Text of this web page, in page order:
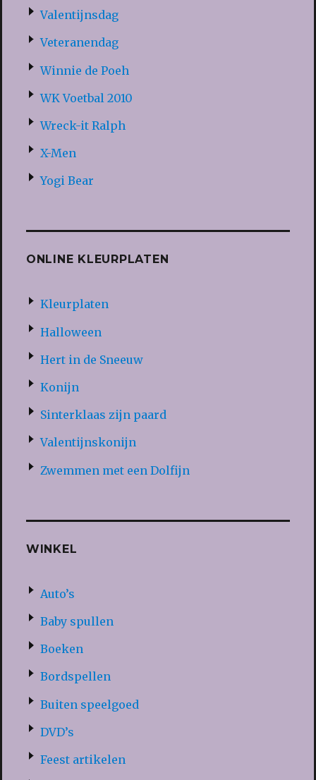
Valentijnsdag
Veteranendag
Winnie de Poeh
WK Voetbal 2010
Wreck-it Ralph
X-Men
Yogi Bear
ONLINE KLEURPLATEN
Kleurplaten
Halloween
Hert in de Sneeuw
Konijn
Sinterklaas zijn paard
Valentijnskonijn
Zwemmen met een Dolfijn
WINKEL
Auto’s
Baby spullen
Boeken
Bordspellen
Buiten speelgoed
DVD’s
Feest artikelen